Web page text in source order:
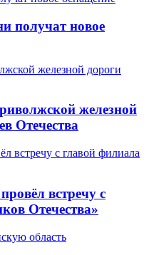
получат новое
железной
Отечества
встречу с
Отечества»